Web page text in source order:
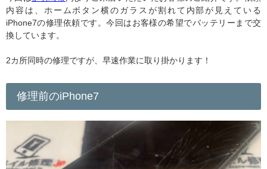
内容は、ホームボタン横のガラスが割れて内部が見えている
iPhone7の修理依頼です。今回はお客様の希望でバッテリーまで交
換しています。
2カ所同時の修理ですが、早速作業に取り掛かります！
修理前のiPhone7